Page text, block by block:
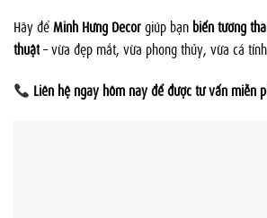
Hãy đểMinh Hưng Decorgiúp bạn biến tường
thuật– vừa đẹp mắt, vừa phong thủy, vừa cá
Liên hệ ngay hôm nay để được tư vấn miễn